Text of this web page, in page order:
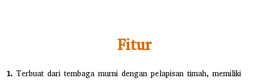
Fitur
1. Terbuat dari tembaga murni dengan pelapisan timah, memiliki